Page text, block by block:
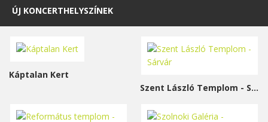
ÚJ KONCERTHELYSZÍNEK
Káptalan Kert
Szent László Templom - Sárvár